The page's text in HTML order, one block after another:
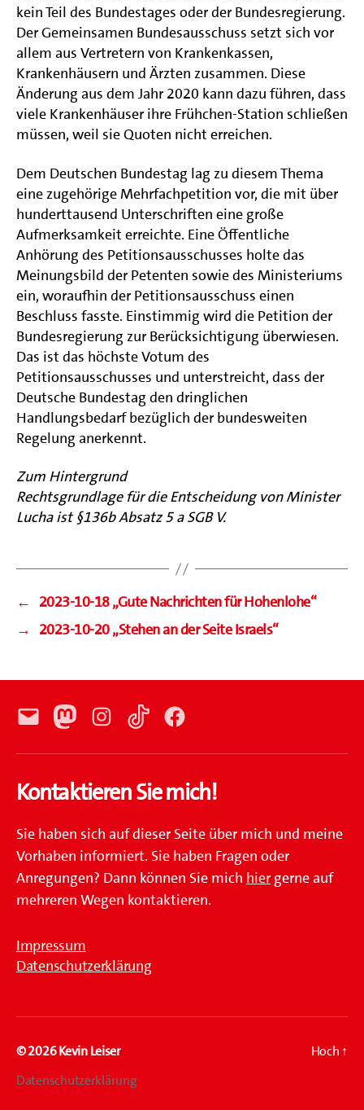
kein Teil des Bundestages oder der Bundesregierung.
Der Gemeinsamen Bundesausschuss setzt sich vor
allem aus Vertretern von Krankenkassen,
Krankenhäusern und Ärzten zusammen. Diese
Änderung aus dem Jahr 2020 kann dazu führen, dass
viele Krankenhäuser ihre Frühchen-Station schließen
müssen, weil sie Quoten nicht erreichen.
Dem Deutschen Bundestag lag zu diesem Thema
eine zugehörige Mehrfachpetition vor, die mit über
hunderttausend Unterschriften eine große
Aufmerksamkeit erreichte. Eine Öffentliche
Anhörung des Petitionsausschusses holte das
Meinungsbild der Petenten sowie des Ministeriums
ein, woraufhin der Petitionsausschuss einen
Beschluss fasste. Einstimmig wird die Petition der
Bundesregierung zur Berücksichtigung überwiesen.
Das ist das höchste Votum des
Petitionsausschusses und unterstreicht, dass der
Deutsche Bundestag den dringlichen
Handlungsbedarf bezüglich der bundesweiten
Regelung anerkennt.
Zum Hintergrund
Rechtsgrundlage für die Entscheidung von Minister
Lucha ist §136b Absatz 5 a SGB V.
← 2023-10-18 „Gute Nachrichten für Hohenlohe“
→ 2023-10-20 „Stehen an der Seite Israels“
E-
MastodonInstagramTikTokFacebook
Kontaktieren Sie mich!
Sie haben sich auf dieser Seite über mich und meine
Vorhaben informiert. Sie haben Fragen oder
Anregungen? Dann können Sie mich hier gerne auf
mehreren Wegen kontaktieren.
Impressum
Datenschutzerklärung
© 2026Kevin Leiser
Datenschutzerklärung
Hoch ↑